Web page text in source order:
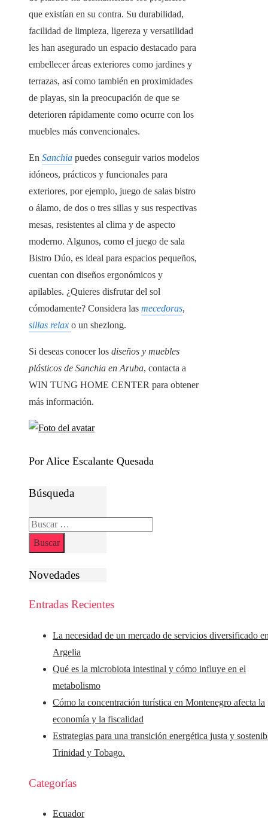
que existían en su contra. Su durabilidad,
facilidad de limpieza, ligereza y versatilidad
les han asegurado un espacio destacado para
embellecer áreas exteriores como jardines y
terrazas, así como también en proximidades
de playas, sin la preocupación de que se
deterioren rápidamente como ocurre con los
muebles más convencionales.
En Sanchia puedes conseguir varios modelos
idóneos, prácticos y funcionales para
exteriores, por ejemplo, juego de salas bistro
o álamo, de dos o tres sillas y sus respectivas
mesas, resistentes al clima y de aspecto
moderno. Algunos, como el juego de sala
Bistro Dúo, es ideal para espacios pequeños,
cuentan con diseños ergonómicos y
apilables. ¿Quieres disfrutar del sol
cómodamente? Considera las mecedoras,
sillas relax o un shezlong.
Si deseas conocer los diseños y muebles
plásticos de Sanchia en Aruba, contacta a
WIN TUNG HOME CENTER para obtener
más información.
Por Alice Escalante Quesada
Búsqueda
Buscar:
Novedades
Entradas Recientes
La necesidad de un mercado de servicios diversificado
Argelia
Qué es la microbiota intestinal y cómo influye en el
metabolismo
Cómo la concentración turística en Montenegro afecta la
economía y la fiscalidad
Estrategias para una transición energética justa y
Trinidad y Tobago.
Categorías
Ecuador